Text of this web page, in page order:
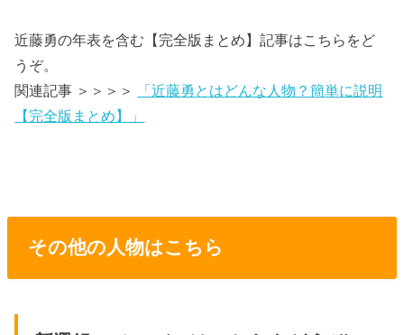
近藤勇の年表を含む【完全版まとめ】記事はこちらをど
うぞ。
関連記事 ＞＞＞＞
「近藤勇とはどんな人物？簡単に説明
【完全版まとめ】」
その他の人物はこちら